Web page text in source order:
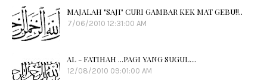
MAJALAH "SAJI" CURI GAMBAR KEK MAT GEBU!!..
7/06/2010 12:31:00 AM
AL - FATIHAH ...PAGI YANG SUGUL....
12/08/2010 09:01:00 AM